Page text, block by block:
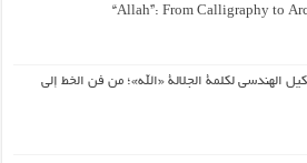
“Allah”: From Calligraphy to
الهندسي لكلمة الجلالة «الله»؛ من فن الخط إلى